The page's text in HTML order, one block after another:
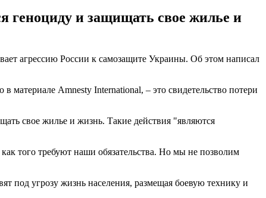
геноциду и защищать свое жилье и
агрессию России к самозащите Украины. Об этом написал
Amnesty International, – это свидетельство потери
свое жилье и жизнь. Такие действия "являются
того требуют наши обязательства. Но мы не позволим
под угрозу жизнь населения, размещая боевую технику и